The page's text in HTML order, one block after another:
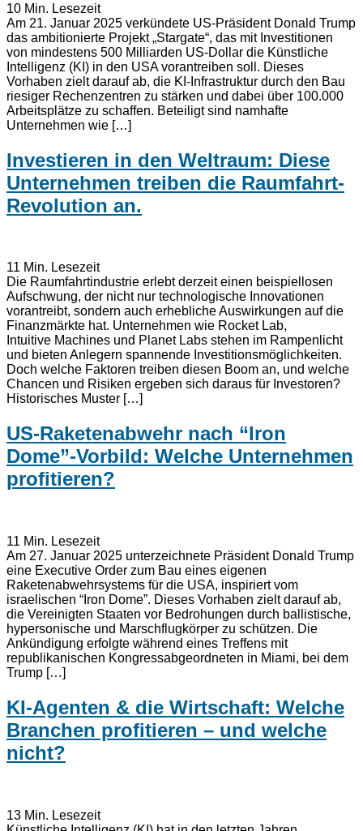
10 Min. Lesezeit
Am 21. Januar 2025 verkündete US-Präsident Donald Trump
das ambitionierte Projekt „Stargate“, das mit Investitionen
von mindestens 500 Milliarden US-Dollar die Künstliche
Intelligenz (KI) in den USA vorantreiben soll. Dieses
Vorhaben zielt darauf ab, die KI-Infrastruktur durch den Bau
riesiger Rechenzentren zu stärken und dabei über 100.000
Arbeitsplätze zu schaffen. Beteiligt sind namhafte
Unternehmen wie […]
Investieren in den Weltraum: Diese
Unternehmen treiben die Raumfahrt-
Revolution an.
11 Min. Lesezeit
Die Raumfahrtindustrie erlebt derzeit einen beispiellosen
Aufschwung, der nicht nur technologische Innovationen
vorantreibt, sondern auch erhebliche Auswirkungen auf die
Finanzmärkte hat. Unternehmen wie Rocket Lab,
Intuitive Machines und Planet Labs stehen im Rampenlicht
und bieten Anlegern spannende Investitionsmöglichkeiten.
Doch welche Faktoren treiben diesen Boom an, und welche
Chancen und Risiken ergeben sich daraus für Investoren?
Historisches Muster […]
US-Raketenabwehr nach “Iron
Dome”-Vorbild: Welche Unternehmen
profitieren?
11 Min. Lesezeit
Am 27. Januar 2025 unterzeichnete Präsident Donald Trump
eine Executive Order zum Bau eines eigenen
Raketenabwehrsystems für die USA, inspiriert vom
israelischen “Iron Dome”. Dieses Vorhaben zielt darauf ab,
die Vereinigten Staaten vor Bedrohungen durch ballistische,
hypersonische und Marschflugkörper zu schützen. Die
Ankündigung erfolgte während eines Treffens mit
republikanischen Kongressabgeordneten in Miami, bei dem
Trump […]
KI-Agenten & die Wirtschaft: Welche
Branchen profitieren – und welche
nicht?
13 Min. Lesezeit